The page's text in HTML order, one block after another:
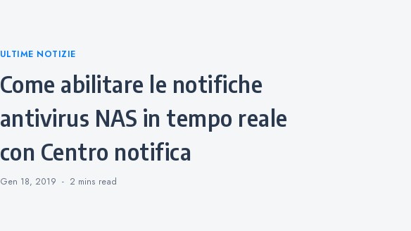
Categories
ULTIME NOTIZIE
Come abilitare le notifiche
antivirus NAS in tempo reale
con Centro notifica
Gen 18, 2019 2 mins read